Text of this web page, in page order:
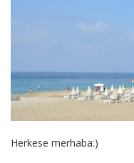
Herkese merhaba:)